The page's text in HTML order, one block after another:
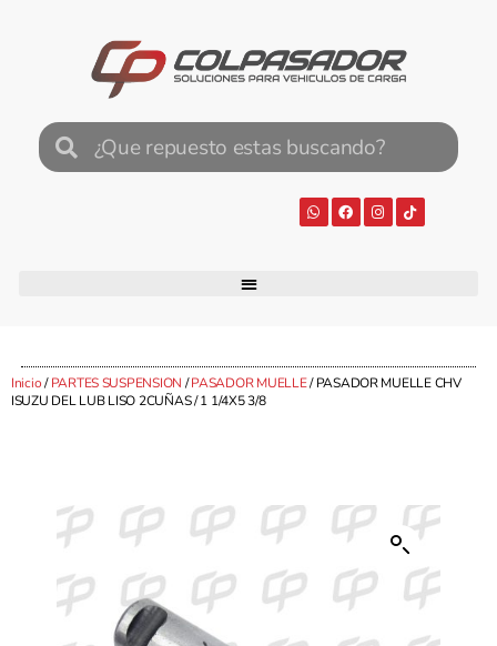
Inicio/PARTES SUSPENSION /PASADOR MUELLE/ PASADOR MUELLE CHV
ISUZU DEL LUB LISO 2CUÑAS / 1 1/4X5 3/8